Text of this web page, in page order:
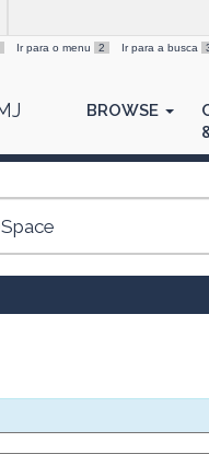
Ir para o menu 2 Ir para a busca
BROWSE